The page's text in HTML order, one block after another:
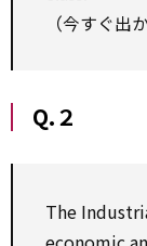
（今すぐ出
Q.２
The